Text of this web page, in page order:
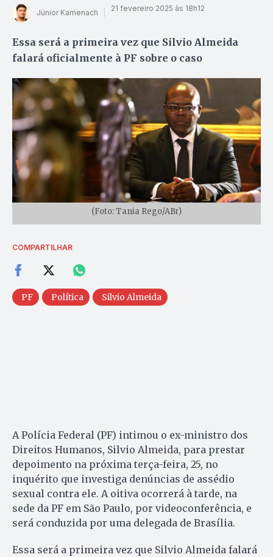
Júnior Kamenach 21 fevereiro 2025 às 18h12
Essa será a primeira vez que Silvio Almeida
falará oficialmente à PF sobre o caso
(Foto: Tania Rego/ABr)
COMPARTILHAR
PF Política Silvio Almeida
A Polícia Federal (PF) intimou o ex-ministro dos
Direitos Humanos, Silvio Almeida, para prestar
depoimento na próxima terça-feira, 25, no
inquérito que investiga denúncias de assédio
sexual contra ele. A oitiva ocorrerá à tarde, na
sede da PF em São Paulo, por videoconferência, e
será conduzida por uma delegada de Brasília.
Essa será a primeira vez que Silvio Almeida falará